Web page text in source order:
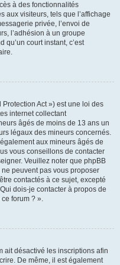
à des fonctionnalités
aux visiteurs, tels que l’affichage
privée, l’envoi de
l’adhésion à un groupe
qu’un court instant, c’est
Act ») est une loi des
internet collectant
âgés de moins de 13 ans un
légaux des mineurs concernés.
aux mineurs âgés de
vous conseillons de contacter
Veuillez noter que phpBB
peuvent pas vous proposer
contactés à ce sujet, excepté
dois-je contacter à propos de
forum ? ».
ait désactivé les inscriptions afin
De même, il est également